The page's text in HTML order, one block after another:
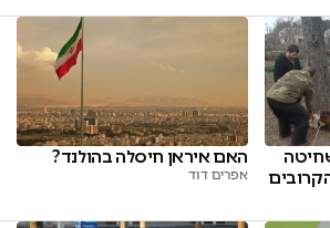
האם איראן חיסלה בהולנד?
אפרים דוד